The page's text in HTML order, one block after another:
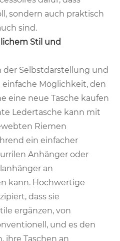
sondern auch praktisch
sind.
Stil und
der Selbstdarstellung und
Möglichkeit, den
eine neue Tasche kaufen
Ledertasche kann mit
Riemen
ein einfacher
Anhänger oder
an
kann. Hochwertige
dass sie
ergänzen, von
und es den
ihre Taschen an